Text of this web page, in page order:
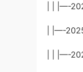
| | |—-
| |—-
| | |—-